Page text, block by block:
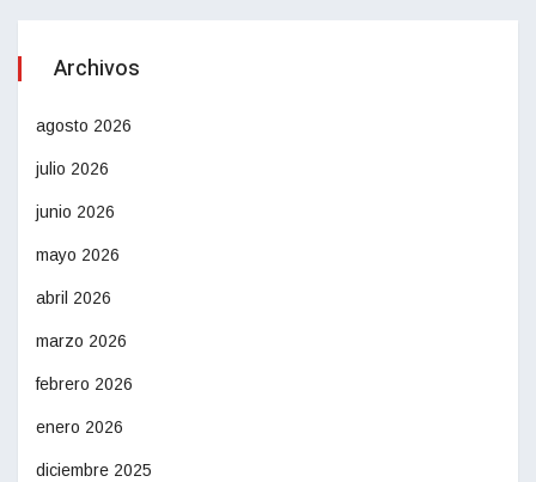
Archivos
agosto 2026
julio 2026
junio 2026
mayo 2026
abril 2026
marzo 2026
febrero 2026
enero 2026
diciembre 2025